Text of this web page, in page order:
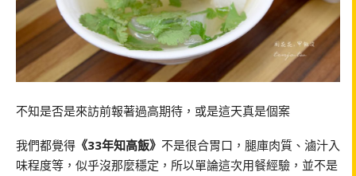
不知是否是來訪前報著過高期待，或是這天真是個案
我們都覺得 《33年知高飯》 不是很合胃口，腿庫肉質、滷汁入
味程度等，似乎沒那麼穩定，所以單論這次用餐經驗，並不是